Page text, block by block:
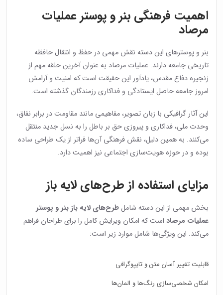
اهمیت فرهنگی بنر و پوستر عملیات
مرصاد
بنر و پوسترهای این دسته نقش مهمی در حفظ و انتقال حافظه
تاریخی جامعه دارند. عملیات مرصاد به عنوان آخرین حلقه مهم از
زنجیره دفاع مقدس، یادآور این حقیقت است که امنیت و آرامش
امروز جامعه حاصل ایستادگی و فداکاری رزمندگان گذشته است.
این آثار گرافیکی با زبان تصویر، مفاهیمی مانند مقاومت در برابر نفاق،
وحدت ملی، فداکاری و پیروزی حق بر باطل را به نسل جدید منتقل
می‌کنند. به همین دلیل، نقش فرهنگی آن‌ها فراتر از یک طراحی ساده
بوده و در حوزه هویت‌سازی اجتماعی نیز اهمیت دارد.
مزایای استفاده از طرح‌های لایه باز
بخش مهمی از این دسته شاملطرح‌های لایه باز بنر و پوستر
عملیات مرصاد است که امکان ویرایش کامل را برای طراحان فراهم
می‌کند. این ویژگی‌ها شامل موارد زیر است:
قابلیت تغییر آسان متن و تایپوگرافی
امکان شخصی‌سازی رنگ‌ها و المان‌ها